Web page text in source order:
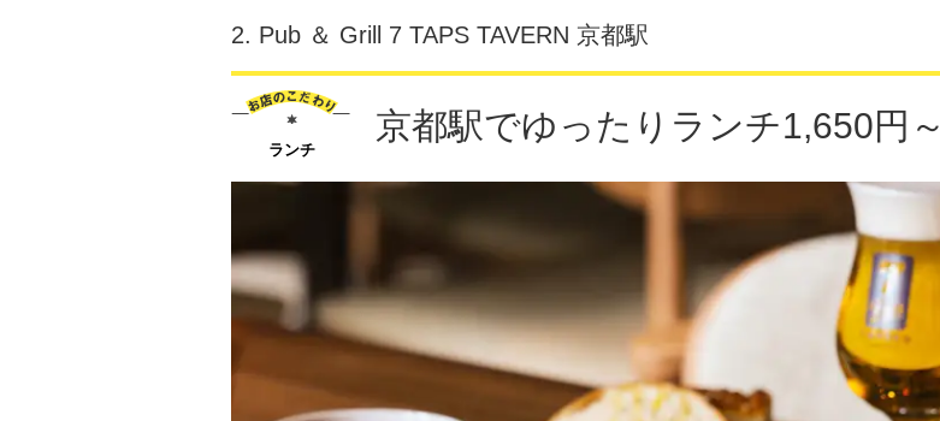
2. Pub ＆ Grill 7 TAPS TAVERN 京都駅
ランチ
京都駅でゆったりランチ1,650円～